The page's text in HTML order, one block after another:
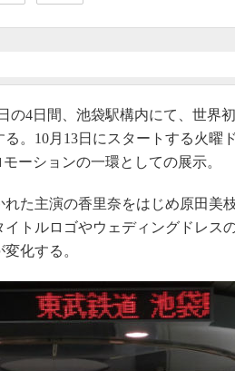
の4日間、池袋駅構内にて、世界
。10月13日にスタートする火曜
ーションの一環としての展示。
た主演の香里奈をはじめ原田美
トルロゴやウェディングドレス
化する。